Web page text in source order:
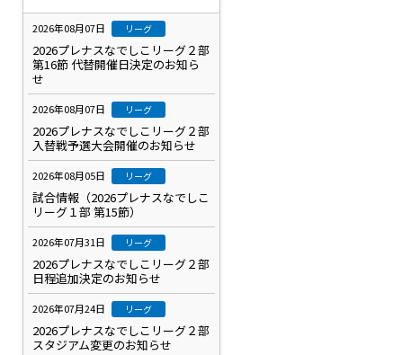
2026年08月07日 リーグ
2026プレナスなでしこリーグ２部
第16節 代替開催日決定のお知ら
せ
2026年08月07日 リーグ
2026プレナスなでしこリーグ２部
入替戦予選大会開催のお知らせ
2026年08月05日 リーグ
試合情報（2026プレナスなでしこ
リーグ１部 第15節）
2026年07月31日 リーグ
2026プレナスなでしこリーグ２部
日程追加決定のお知らせ
2026年07月24日 リーグ
2026プレナスなでしこリーグ２部
スタジアム変更のお知らせ